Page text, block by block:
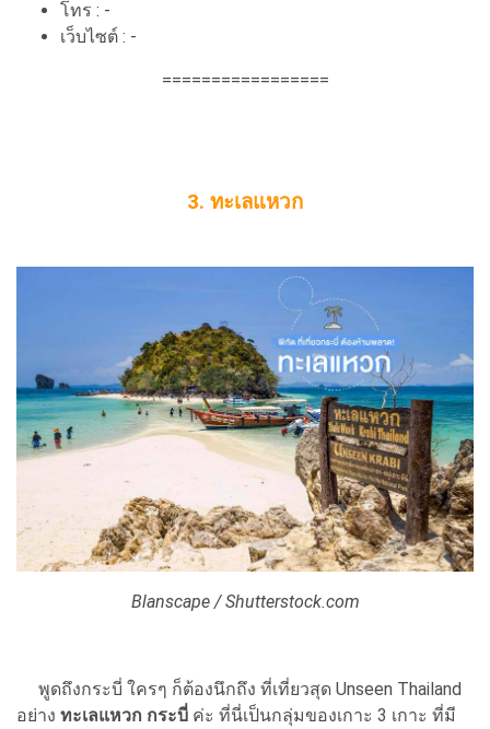
โทร : -
เว็บไซต์ : -
=================
3. ทะเลแหวก
Blanscape / Shutterstock.com
พูดถึงกระบี่ ใครๆ ก็ต้องนึกถึง ที่เที่ยวสุด Unseen Thailand
อย่าง ทะเลแหวก กระบี่ ค่ะ ที่นี่เป็นกลุ่มของเกาะ 3 เกาะ ที่มี